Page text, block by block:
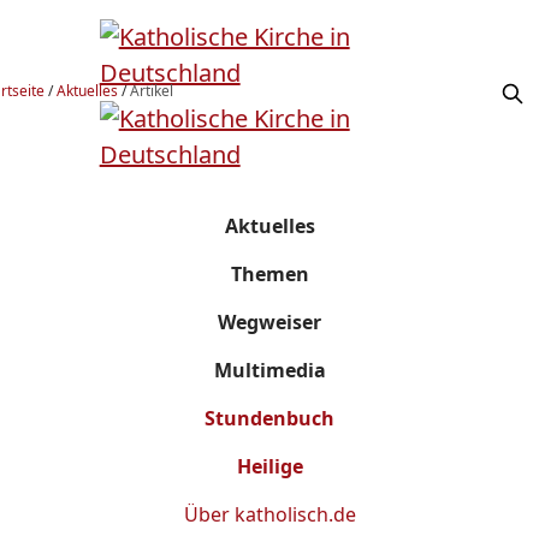
/Aktuelles/Artikel
Aktuelles
Themen
Wegweiser
Multimedia
Stundenbuch
Heilige
Über katholisch.de